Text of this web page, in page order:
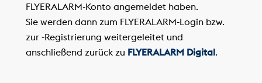
FLYERALARM-Konto angemeldet haben.
Sie werden dann zum FLYERALARM-Login bzw.
zur -Registrierung weitergeleitet und
anschließend zurück zu FLYERALARM Digital.